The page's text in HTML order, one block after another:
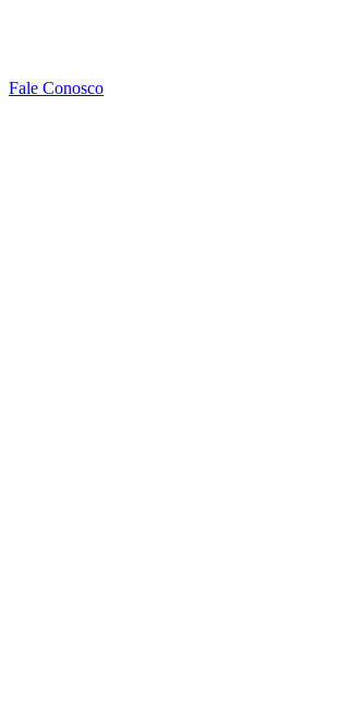
Fale Conosco